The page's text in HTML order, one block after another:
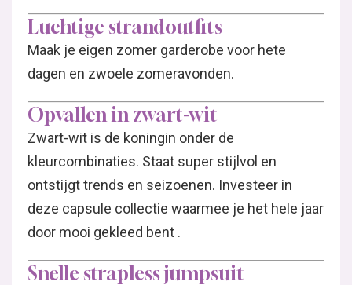
Luchtige strandoutfits
Maak je eigen zomer garderobe voor hete
dagen en zwoele zomeravonden.
Opvallen in zwart-wit
Zwart-wit is de koningin onder de
kleurcombinaties. Staat super stijlvol en
ontstijgt trends en seizoenen. Investeer in
deze capsule collectie waarmee je het hele jaar
door mooi gekleed bent .
Snelle strapless jumpsuit